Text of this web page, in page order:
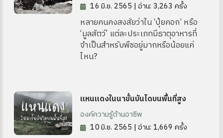
16 มิ.ย. 2565 | อ่าน: 3,263 ครั้ง
หลายคนคงสงสัยว่าใน ‘ปุ๋ยคอก’ หรือ
‘มูลสัตว์’ แต่ละประเภทมีธาตุอาหารที่
จำเป็นสำหรับพืชอยู่มากหรือน้อยแค่
ไหน?
แหนแดงในนาขั้นบันไดบนพื้นที่สูง
องค์ความรู้ด้านอาชีพ
10 มิ.ย. 2565 | อ่าน: 1,669 ครั้ง